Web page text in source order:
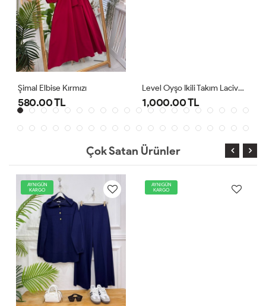
Şimal Elbise Kırmızı
580.00 TL
Level Oyşo Ikili Takım Lacivert
1,000.00 TL
Çok Satan Ürünler
AYNIGÜN
KARGO
AYNIGÜN
KARGO